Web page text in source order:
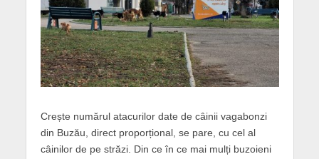
Crește numărul atacurilor date de câinii vagabonzi
din Buzău, direct proporțional, se pare, cu cel al
câinilor de pe străzi. Din ce în ce mai mulți buzoieni